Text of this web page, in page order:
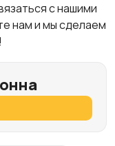
с нашими
нам и мы сделаем